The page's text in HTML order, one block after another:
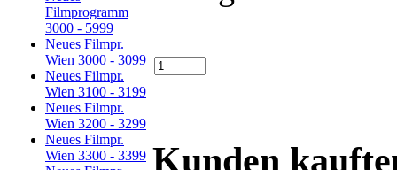
Filmprogramm
3000 - 5999
Neues Filmpr.
Wien 3000 - 3099
Neues Filmpr.
Wien 3100 - 3199
Neues Filmpr.
Wien 3200 - 3299
Neues Filmpr.
Wien 3300 - 3399 Kunden